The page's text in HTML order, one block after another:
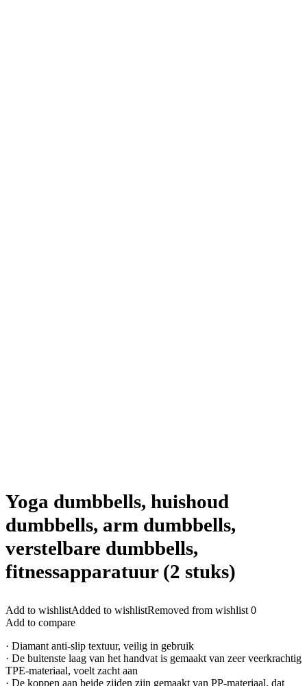
Yoga dumbbells, huishoud
dumbbells, arm dumbbells,
verstelbare dumbbells,
fitnessapparatuur (2 stuks)
Add to wishlistAdded to wishlistRemoved from wishlist 0
Add to compare
· Diamant anti-slip textuur, veilig in gebruik
· De buitenste laag van het handvat is gemaakt van zeer veerkrachtig
TPE-materiaal, voelt zacht aan
· De koppen aan beide zijden zijn gemaakt van PP-materiaal, dat